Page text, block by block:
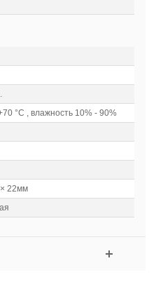
°C , влажность 10% - 90%
22мм